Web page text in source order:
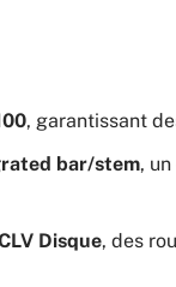
, garantissant
bar/stem,
Disque, des